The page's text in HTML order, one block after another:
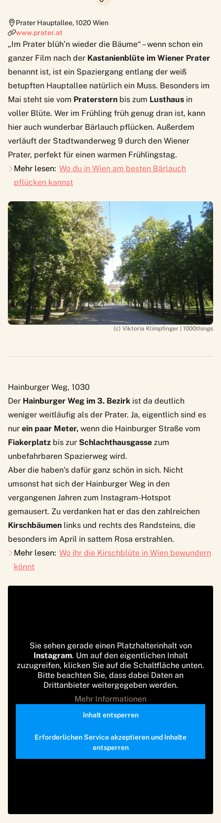
Prater Hauptallee,1020 Wien
www.prater.at
„Im Prater blüh’n wieder die Bäume“ – wenn schon ein
ganzer Film nach der Kastanienblüte im Wiener Prater
benannt ist, ist ein Spaziergang entlang der weiß
betupften Hauptallee natürlich ein Muss. Besonders im
Mai steht sie vom Praterstern bis zum Lusthaus in
voller Blüte. Wer im Frühling früh genug dran ist, kann
hier auch wunderbar Bärlauch pflücken. Außerdem
verläuft der Stadtwanderweg 9 durch den Wiener
Prater, perfekt für einen warmen Frühlingstag.
Mehr lesen: Wo du in Wien am besten Bärlauch
pflücken kannst
(c) Viktoria Klimpfinger | 1000things
Hainburger Weg, 1030
Der Hainburger Weg im 3. Bezirk ist da deutlich
weniger weitläufig als der Prater. Ja, eigentlich sind es
nur ein paar Meter, wenn die Hainburger Straße vom
Fiakerplatz bis zur Schlachthausgasse zum
unbefahrbaren Spazierweg wird.
Aber die haben’s dafür ganz schön in sich. Nicht
umsonst hat sich der Hainburger Weg in den
vergangenen Jahren zum Instagram-Hotspot
gemausert. Zu verdanken hat er das den zahlreichen
Kirschbäumen links und rechts des Randsteins, die
besonders im April in sattem Rosa erstrahlen.
Mehr lesen: Wo ihr die Kirschblüte in Wien bewundern
könnt
Sie sehen gerade einen Platzhalterinhalt von
Instagram. Um auf den eigentlichen Inhalt
zuzugreifen, klicken Sie auf die Schaltfläche unten.
Bitte beachten Sie, dass dabei Daten an
Drittanbieter weitergegeben werden.
Mehr Informationen
Inhalt entsperren
Erforderlichen Service akzeptieren und Inhalte
entsperren